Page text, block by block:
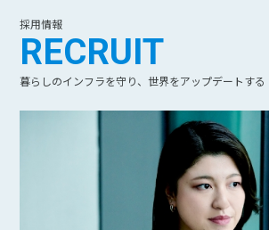
採用情報
RECRUIT
暮らしのインフラを守り、世界をアップデートする